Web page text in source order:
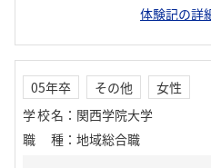
体験記の詳
05年卒 その他
女性
学校名 ： 関西学院大学
職種 ： 地域総合職